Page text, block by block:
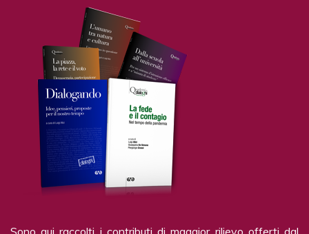
Sono qui raccolti i contributi di maggior rilievo offerti dal